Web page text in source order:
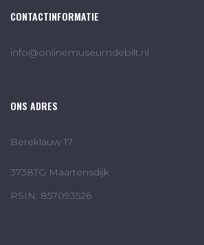
CONTACTINFORMATIE
info@onlinemuseumdebilt.nl
ONS ADRES
Bereklauw 17
3738TG Maartensdijk
RSIN: 857093526